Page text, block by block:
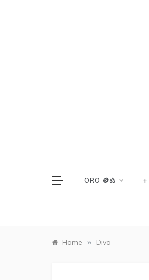
ORO 🪙⚖️ +
Home » Diva